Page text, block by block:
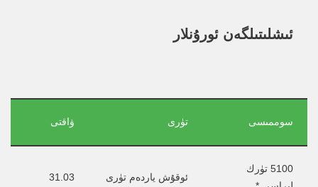
ئىشلىتىلگەن ئورۇنلار
سوممىسى تۈرى ۋاقتى
5100 تۈرك
ئوقۇش ياردەم تۈرى 31.03